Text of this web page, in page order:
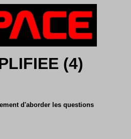
(4)
d'aborder les questions